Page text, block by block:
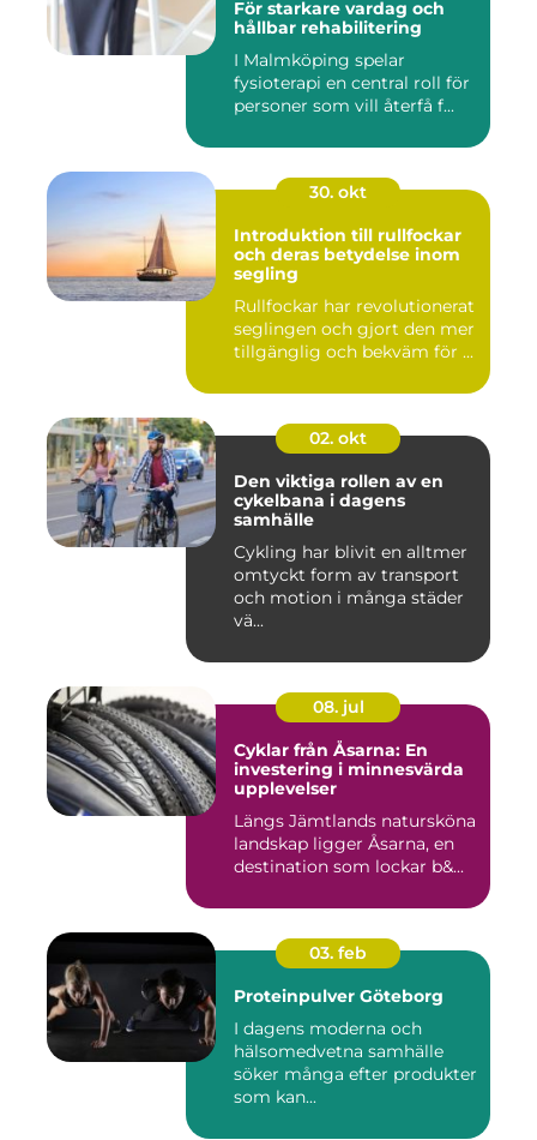
För starkare vardag och
hållbar rehabilitering
I Malmköping spelar
fysioterapi en central roll för
personer som vill återfå f...
30. okt
Introduktion till rullfockar
och deras betydelse inom
segling
Rullfockar har revolutionerat
seglingen och gjort den mer
tillgänglig och bekväm för ...
02. okt
Den viktiga rollen av en
cykelbana i dagens
samhälle
Cykling har blivit en alltmer
omtyckt form av transport
och motion i många städer
vä...
08. jul
Cyklar från Åsarna: En
investering i minnesvärda
upplevelser
Längs Jämtlands natursköna
landskap ligger Åsarna, en
destination som lockar b&...
03. feb
Proteinpulver Göteborg
I dagens moderna och
hälsomedvetna samhälle
söker många efter produkter
som kan...